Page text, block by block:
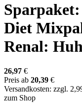
Diet
Renal:
26,97 €
Preis ab 20,39 €
Versandkosten: zzgl.
zum Shop